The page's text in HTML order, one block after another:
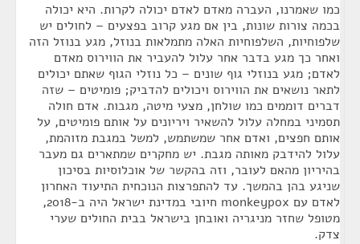
כמו שאמרנו, העברה מאדם לאדם יכולה לקרות. היא יכולה
בכמה צורות שונות, בין אם מגע קרוב בפצעים – לחולים יש
שלפוחיות, השלפוחיות האלה מתמלאות בנוזל, מגע בנוזל הזה
ואחר כך מגע בדבר אחר עלול להעביר את הווירוס מאדם
לאדם; מגע בנוזלי גוף שונים – כל נוזלי הגוף שאתם יכולים
לתאר נושאים את הווירוס ויכולים להדביק; פומיטים – שזה
דברים דוממים כמו שולחן, מצעי מיטה, מגבות. אדם חולה
תסמיני במחלה עלול להשאיר ויריונים על אותם פומיטים, על
אותם חפצים, ואדם אחר שמשתמש, למשל במגבת מזוהמת,
עלול להידבק מאותה מגבת. יש מחקרים שמתארים גם מעבר
בהיריון מהאם לעובר, וזה בהקשר של אוכלוסיות בסיכון
שניגע בהן בהמשך. עד להתפרצות הנוכחית התיעוד האחרון
לאדם עם monkeypox חיובי במדינת ישראל היה ב-2018,
מטופל שחזר מניגריה ואובחן בישראל בבית החולים שערי
צדק.